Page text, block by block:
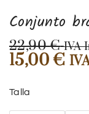
Conjunto
22,90€ IVA
15,00€
Talla